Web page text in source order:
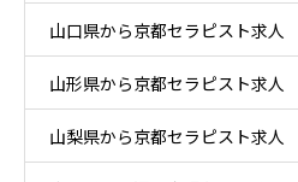
山口県から京都セラピスト求人
山形県から京都セラピスト求人
山梨県から京都セラピスト求人